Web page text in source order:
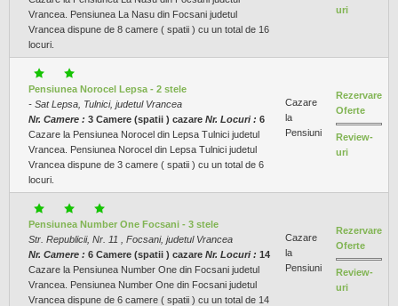
Vrancea. Pensiunea La Nasu din Focsani judetul
Vrancea dispune de 8 camere ( spatii ) cu un total de 16
locuri.
uri
Pensiunea Norocel Lepsa - 2 stele
- Sat Lepsa, Tulnici, judetul Vrancea
Nr. Camere : 3 Camere (spatii ) cazare Nr. Locuri : 6
Cazare la Pensiunea Norocel din Lepsa Tulnici judetul
Vrancea. Pensiunea Norocel din Lepsa Tulnici judetul
Vrancea dispune de 3 camere ( spatii ) cu un total de 6
locuri.
Cazare
la
Pensiuni
Rezervare
Oferte
Review-
uri
Pensiunea Number One Focsani - 3 stele
Str. Republicii, Nr. 11 , Focsani, judetul Vrancea
Nr. Camere : 6 Camere (spatii ) cazare Nr. Locuri : 14
Cazare la Pensiunea Number One din Focsani judetul
Vrancea. Pensiunea Number One din Focsani judetul
Vrancea dispune de 6 camere ( spatii ) cu un total de 14
Cazare
la
Pensiuni
Rezervare
Oferte
Review-
uri